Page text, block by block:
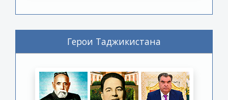
Герои Таджикистана